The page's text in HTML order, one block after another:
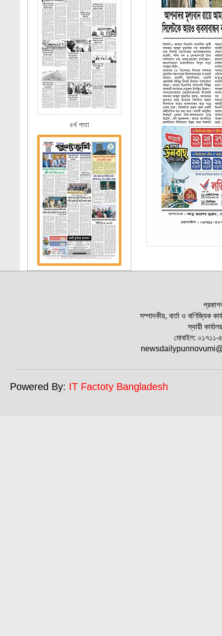
৪র্থ পাতা
সম্পাদকীয়, বার্তা ও বাণিজ্যিক
স্থায়ী
মোবাইল:
Powered By: IT Factoty Bangladesh